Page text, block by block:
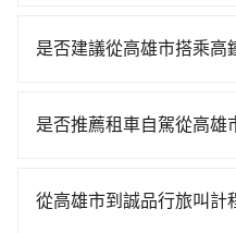
性和服務質量無法保障，
提供早鳥優惠，您越早預
是否建議從高雄市搭乘高
貴！從最早05:50一直到
鐘。抵達高鐵站後，步行
是否推薦租車自駕從高雄
在車上休息，那在高雄市
從高雄市到誠品行旅叫計